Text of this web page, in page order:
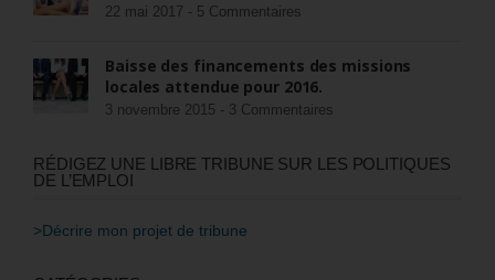
22 mai 2017 - 5 Commentaires
Baisse des financements des missions
locales attendue pour 2016.
3 novembre 2015 - 3 Commentaires
RÉDIGEZ UNE LIBRE TRIBUNE SUR LES POLITIQUES
DE L’EMPLOI
>Décrire mon projet de tribune